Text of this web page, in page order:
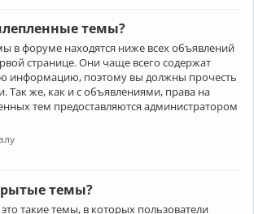
темы?
в форуме находятся ниже всех объявлений
странице. Они чаще всего содержат
информацию, поэтому вы должны прочесть
Так же, как и с объявлениями, права на
тем предоставляются администратором
темы?
такие темы, в которых пользователи